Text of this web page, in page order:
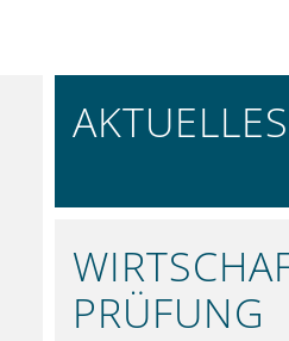
AKTUELLES
PRÜFUNG